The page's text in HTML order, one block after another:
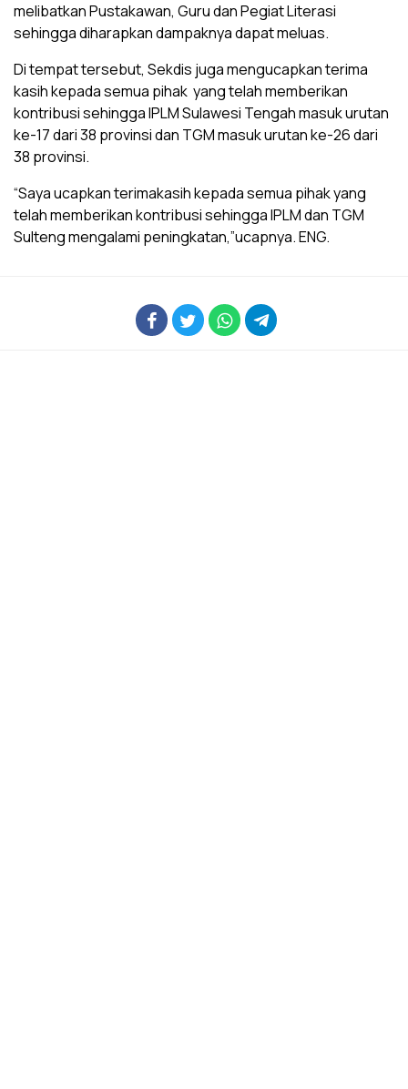
melibatkan Pustakawan, Guru dan Pegiat Literasi
sehingga diharapkan dampaknya dapat meluas.
Di tempat tersebut, Sekdis juga mengucapkan terima
kasih kepada semua pihak yang telah memberikan
kontribusi sehingga IPLM Sulawesi Tengah masuk urutan
ke-17 dari 38 provinsi dan TGM masuk urutan ke-26 dari
38 provinsi.
“Saya ucapkan terimakasih kepada semua pihak yang
telah memberikan kontribusi sehingga IPLM dan TGM
Sulteng mengalami peningkatan,”ucapnya. ENG.